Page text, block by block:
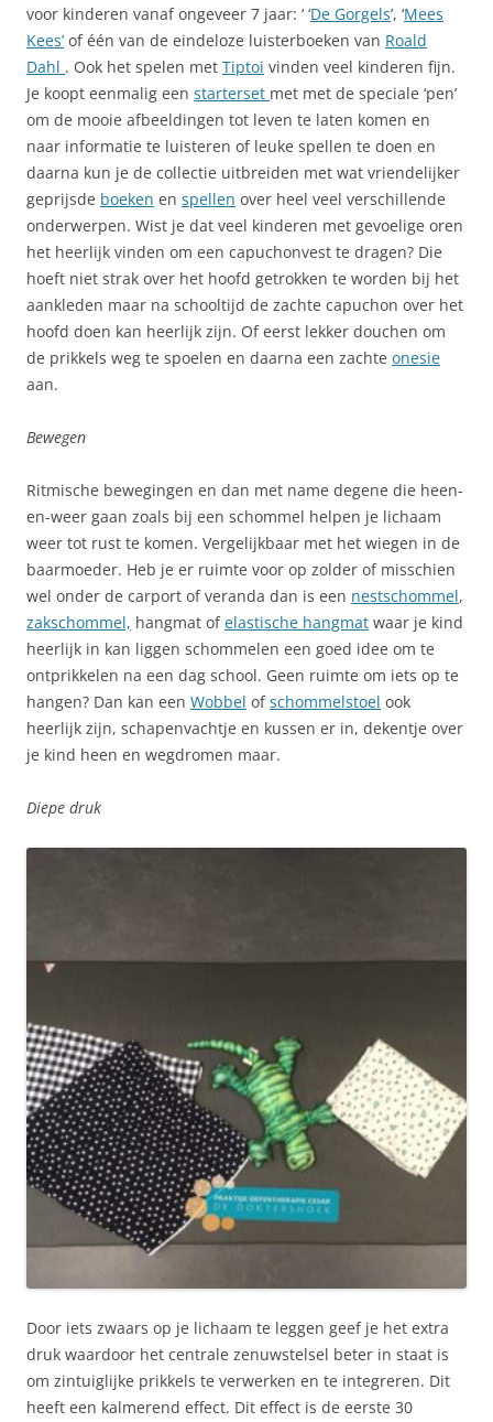
voor kinderen vanaf ongeveer 7 jaar: ‘ ‘De Gorgels’, ‘Mees
Kees’ of één van de eindeloze luisterboeken van Roald
Dahl . Ook het spelen met Tiptoi vinden veel kinderen fijn.
Je koopt eenmalig een starterset met met de speciale ‘pen’
om de mooie afbeeldingen tot leven te laten komen en
naar informatie te luisteren of leuke spellen te doen en
daarna kun je de collectie uitbreiden met wat vriendelijker
geprijsde boeken en spellen over heel veel verschillende
onderwerpen. Wist je dat veel kinderen met gevoelige oren
het heerlijk vinden om een capuchonvest te dragen? Die
hoeft niet strak over het hoofd getrokken te worden bij het
aankleden maar na schooltijd de zachte capuchon over het
hoofd doen kan heerlijk zijn. Of eerst lekker douchen om
de prikkels weg te spoelen en daarna een zachte onesie
aan.
Bewegen
Ritmische bewegingen en dan met name degene die heen-
en-weer gaan zoals bij een schommel helpen je lichaam
weer tot rust te komen. Vergelijkbaar met het wiegen in de
baarmoeder. Heb je er ruimte voor op zolder of misschien
wel onder de carport of veranda dan is een nestschommel,
zakschommel, hangmat ofelastische hangmat waar je kind
heerlijk in kan liggen schommelen een goed idee om te
ontprikkelen na een dag school. Geen ruimte om iets op te
hangen? Dan kan een Wobbel ofschommelstoel ook
heerlijk zijn, schapenvachtje en kussen er in, dekentje over
je kind heen en wegdromen maar.
Diepe druk
Door iets zwaars op je lichaam te leggen geef je het extra
druk waardoor het centrale zenuwstelsel beter in staat is
om zintuiglijke prikkels te verwerken en te integreren. Dit
heeft een kalmerend effect. Dit effect is de eerste 30